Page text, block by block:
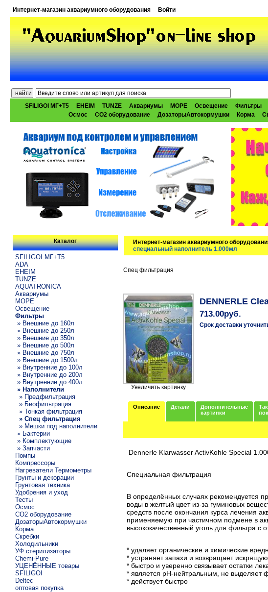
Интернет-магазин аквариумного оборудования Войти
SFILIGOI МГ+Т5 EHEIM TUNZE Аквариумы МОРЕ Освещение Фильтры
Осмос
CO2 оборудование ДозаторыАвтокормушки Корма
Каталог
SFILIGOI МГ+Т5
ADA
EHEIM
TUNZE
AQUATRONICA
Аквариумы
МОРЕ
Освещение
Фильтры
» Внешние до 160л
» Внешние до 250л
» Внешние до 350л
» Внешние до 500л
» Внешние до 750л
» Внешние до 1500л
» Внутренние до 100л
» Внутренние до 200л
» Внутренние до 400л
» Наполнители
» Предфильтрация
» Биофильтрация
» Тонкая фильтрация
» Спец фильтрация
» Мешки под наполнители
» Бактерии
» Комплектующие
» Запчасти
Помпы
Компрессоры
Нагреватели Термометры
Грунты и декорации
Грунтовая техника
Удобрения и уход
Тесты
Осмос
CO2 оборудование
ДозаторыАвтокормушки
Корма
Скребки
Холодильники
УФ стерилизаторы
Chemi-Pure
УЦЕНЁННЫЕ товары
SFILIGOI
Deltec
оптовая покупка
Интернет-магазин аквариумного
cпециальный наполнитель 1.000мл
Спец фильтрация
Увеличить картинку
DENNERLE
713.00руб.
Срок доставки
Описание Детали
Дополнительные
картинки
Dennerle Klarwasser ActivKohle Special
Специальная фильтрация
В определённых случаях рекомендуется
воды в желтый цвет из-за гуминовых
средств после окончания курса лечения
применяемую при частичном подмене в
высококачественный уголь для фильтра с
* удаляет органические и химические
* устраняет запахи и возвращает
* быстро и уверенно связывает остатки
* является pH-нейтральным, не выделяет
* действует быстро